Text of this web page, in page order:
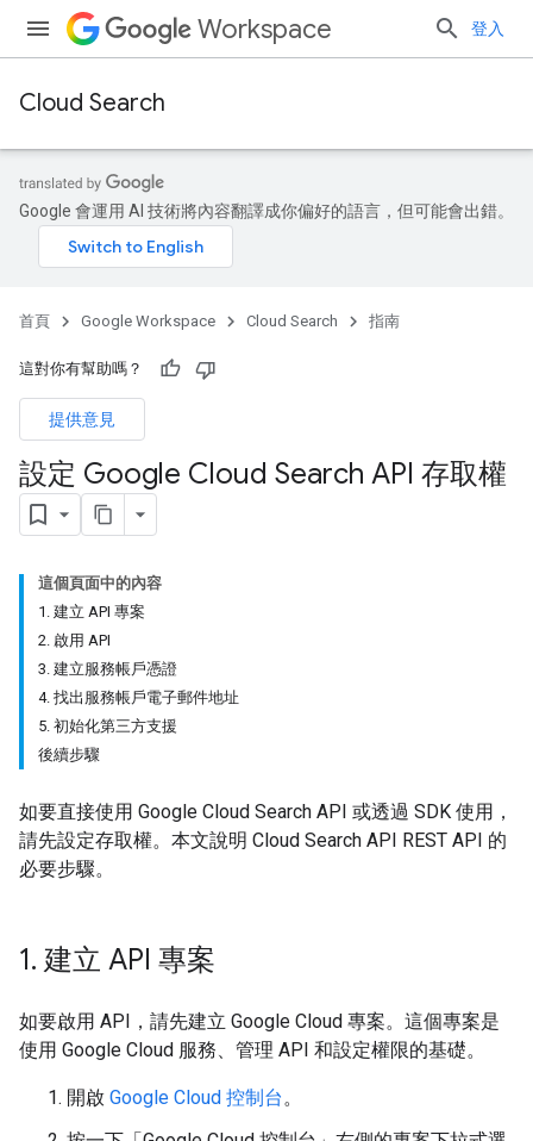
Workspace 登入
Cloud Search
Google 會運用 AI 技術將內容翻譯成你偏好的語言，但可能會出錯。
首頁 Google Workspace Cloud Search 指南
這對你有幫助嗎？
提供意見
設定 Google Cloud Search API 存取權
這個頁面中的內容
1. 建立 API 專案
2. 啟用 API
3. 建立服務帳戶憑證
4. 找出服務帳戶電子郵件地址
5. 初始化第三方支援
後續步驟
如要直接使用 Google Cloud Search API 或透過 SDK 使用，
請先設定存取權。本文說明 Cloud Search API REST API 的
必要步驟。
1. 建立 API 專案
如要啟用 API，請先建立 Google Cloud 專案。這個專案是
使用 Google Cloud 服務、管理 API 和設定權限的基礎。
開啟 Google Cloud 控制台。